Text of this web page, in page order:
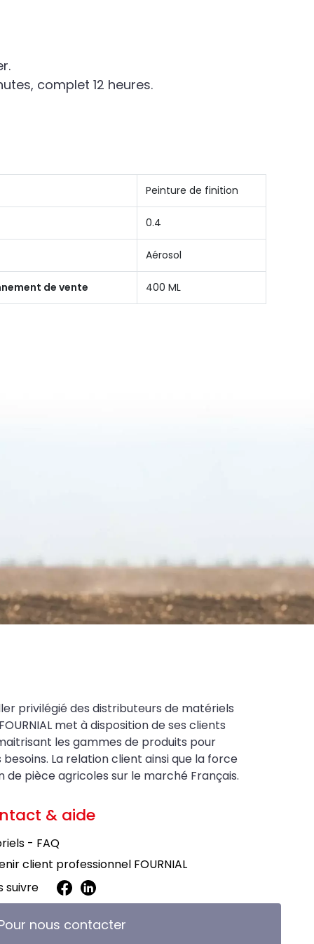
complet 12 heures.
Peinture de finition
0.4
Aérosol
de vente 400 ML
privilégié des distributeurs de matériels
met à disposition de ses clients
les gammes de produits pour
La relation client ainsi que la force
de pièce agricoles sur le marché Français.
& aide
- FAQ
client professionnel FOURNIAL
suivre
nous contacter